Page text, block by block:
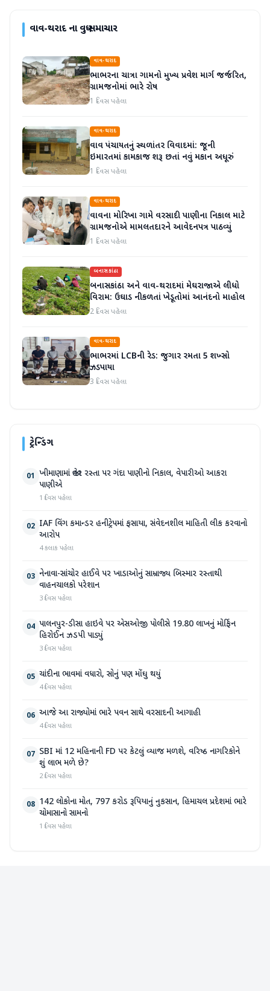
વાવ-થરાદ ના વધુ સમાચાર
વાવ-થરાદ
ભાભરના ચાત્રા ગામનો મુખ્ય પ્રવેશ માર્ગ જર્જરિત,
ગ્રામજનોમાં ભારે રોષ
1 દિવસ પહેલા
વાવ-થરાદ
વાવ પંચાયતનું સ્થળાંતર વિવાદમાં: જૂની
ઇમારતમાં કામકાજ શરૂ છતાં નવું મકાન અધૂરું
1 દિવસ પહેલા
વાવ-થરાદ
વાવના મોરિખા ગામે વરસાદી પાણીના નિકાલ માટે
ગ્રામજનોએ મામલતદારને આવેદનપત્ર પાઠવ્યું
1 દિવસ પહેલા
બનાસકાંઠા
બનાસકાંઠા અને વાવ-થરાદમાં મેઘરાજાએ લીધો
વિરામ: ઉઘાડ નીકળતાં ખેડૂતોમાં આનંદનો માહોલ
2 દિવસ પહેલા
વાવ-થરાદ
ભાભરમાં LCBની રેડ: જુગાર રમતા 5 શખ્સો
ઝડપાયા
3 દિવસ પહેલા
ટ્રેન્ડિંગ
01 ખીમાણામાં જાહેર રસ્તા પર ગંદા પાણીનો નિકાલ, વેપારીઓ આકરા
પાણીએ
1 દિવસ પહેલા
02 IAF વિંગ કમાન્ડર હનીટ્રેપમાં ફસાયા, સંવેદનશીલ માહિતી લીક કરવાનો
આરોપ
4 કલાક પહેલા
03 નેનાવા-સાંચોર હાઈવે પર ખાડાઓનું સામ્રાજ્ય બિસ્માર રસ્તાથી
વાહનચાલકો પરેશાન
3 દિવસ પહેલા
04 પાલનપુર-ડીસા હાઇવે પર એસઓજી પોલીસે 19.80 લાખનું મોર્ફિન
હિરોઈન ઝડપી પાડ્યું
3 દિવસ પહેલા
05 ચાંદીના ભાવમાં વધારો, સોનું પણ મોંઘુ થયું
4 દિવસ પહેલા
06 આજે આ રાજ્યોમાં ભારે પવન સાથે વરસાદની આગાહી
4 દિવસ પહેલા
07 SBI માં 12 મહિનાની FD પર કેટલું વ્યાજ મળશે, વરિષ્ઠ નાગરિકોને
શું લાભ મળે છે?
2 દિવસ પહેલા
08 142 લોકોના મોત, 797 કરોડ રૂપિયાનું નુકસાન, હિમાચલ પ્રદેશમાં ભારે
ચોમાસાનો સામનો
1 દિવસ પહેલા